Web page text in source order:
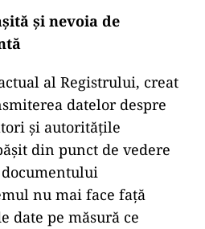
și nevoia de
al Registrului, creat
datelor despre
și autoritățile
din punct de vedere
nu mai face față
date pe măsură ce